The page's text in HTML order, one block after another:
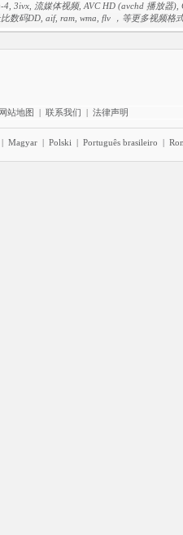
3ivx, 流媒体视频, AVC HD (avchd 播放器),
数码DD, aif, ram, wma, flv ，等更多视频格
网站地图 | 联系我们 | 法律声明
| Magyar | Polski | Português brasileiro |